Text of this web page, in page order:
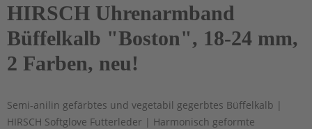
HIRSCH Uhrenarmband
Büffelkalb "Boston", 18-24 mm,
2 Farben, neu!
Semi-anilin gefärbtes und vegetabil gegerbtes Büffelkalb |
HIRSCH Softglove Futterleder | Harmonisch geformte